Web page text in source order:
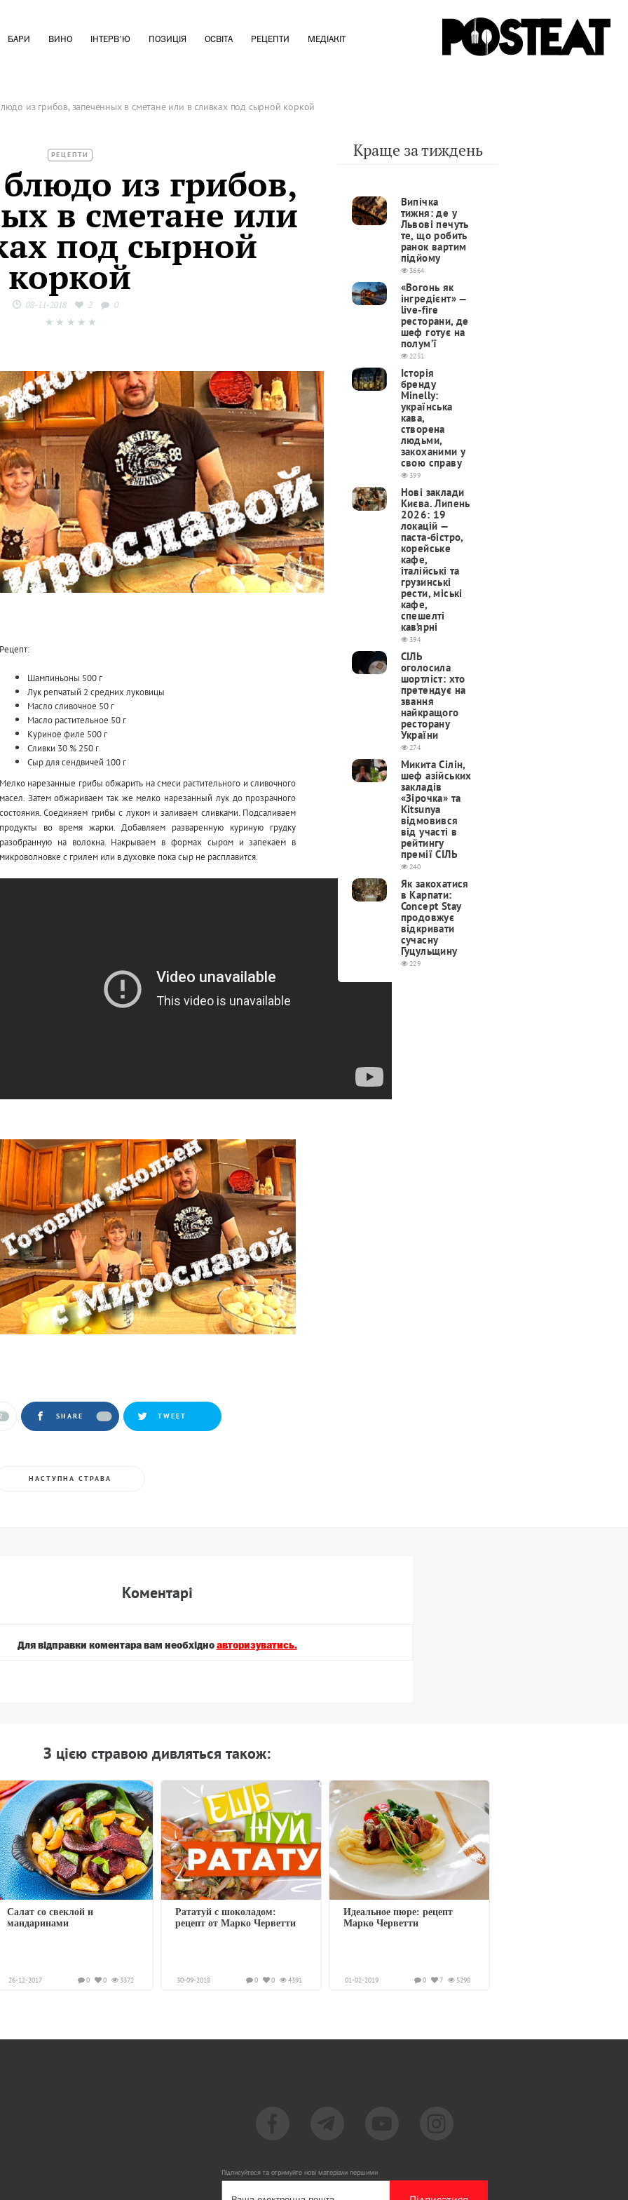
БАРИ ВИНО ІНТЕРВ'Ю ПОЗИЦІЯ ОСВІТА РЕЦЕПТИ МЕДІАКІТ
из грибов, запеченных в сметане или в сливках под сырной коркой
РЕЦЕПТИ
из грибов,
в сметане или
под сырной
коркой
08-11-2018 2 0
★
★
★
★
★
Рецепт:
Шампиньоны 500 г
Лук репчатый 2 средних луковицы
Масло сливочное 50 г
Масло растительное 50 г
Куриное филе 500 г
Сливки 30 % 250 г
Сыр для сендвичей 100 г
Мелко нарезанные грибы обжарить на смеси растительного и сливочного
масел. Затем обжариваем так же мелко нарезанный лук до прозрачного
состояния. Соединяем грибы с луком и заливаем сливками. Подсаливаем
продукты во время жарки. Добавляем разваренную куриную грудку
разобранную на волокна. Накрываем в формах сыром и запекаем в
микроволновке с грилем или в духовке пока сыр не расплавится.
SHARE TWEET
НАСТУПНА СТРАВА
Краще за тиждень
Випічка
тижня: де у
Львові печуть
те, що робить
ранок вартим
підйому
3664
«Вогонь як
інгредієнт» —
live-fire
ресторани, де
шеф готує на
полум’ї
2251
Історія
бренду
Minelly:
українська
кава,
створена
людьми,
закоханими у
свою справу
399
Нові заклади
Києва. Липень
2026: 19
локацій —
паста-бістро,
корейське
кафе,
італійські та
грузинські
рести, міські
кафе,
спешелті
кав’ярні
394
СІЛЬ
оголосила
шортліст: хто
претендує на
звання
найкращого
ресторану
України
274
Микита Сілін,
шеф азійських
закладів
«Зірочка» та
Kitsunya
відмовився
від участі в
рейтингу
премії СІЛЬ
240
Як закохатися
в Карпати:
Concept Stay
продовжує
відкривати
сучасну
Гуцульщину
229
Коментарi
Для вiдправки коментара вам необхiдно авторизуватись.
З цiєю стравою дивляться також:
Салат со свеклой и
мандаринами
26-12-2017 3372
0
0
Рататуй с шоколадом:
рецепт от Марко Черветти
30-09-2018 4391
0
0
Идеальное пюре: рецепт
Марко Черветти
01-02-2019 5298
7
0
Підписуйтеся та отримуйте нові матеріали першими